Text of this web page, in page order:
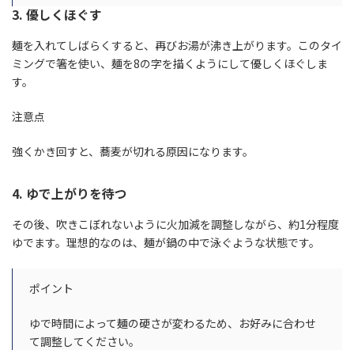
3. 優しくほぐす
麺を入れてしばらくすると、再びお湯が沸き上がります。このタイ
ミングで箸を使い、麺を8の字を描くようにして優しくほぐしま
す。
注意点
強くかき回すと、蕎麦が切れる原因になります。
4. ゆで上がりを待つ
その後、吹きこぼれないように火加減を調整しながら、約1分程度
ゆでます。理想的なのは、麺が鍋の中で泳ぐような状態です。
ポイント
ゆで時間によって麺の硬さが変わるため、お好みに合わせ
て調整してください。